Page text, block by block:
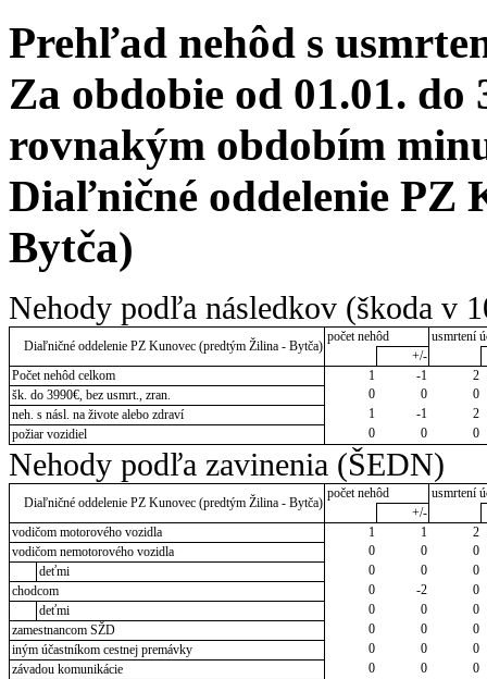
Prehľad nehôd s
Za obdobie od 01.01. do
rovnakým obdobím
Diaľničné oddelenie PZ
Bytča)
Nehody podľa následkov (škoda v
Diaľničné oddelenie PZ Kunovec (predtým Žilina - Bytča)
počet nehôd
usmrtení
+/-
Počet nehôd celkom
1 -1
2
šk. do 3990€, bez usmrt., zran.
0 0
0
neh. s násl. na živote alebo zdraví
1 -1
2
požiar vozidiel
0 0 0
Nehody podľa zavinenia (ŠEDN)
Diaľničné oddelenie PZ Kunovec (predtým Žilina - Bytča)
počet nehôd
usmrtení
+/-
vodičom motorového vozidla
1 1
2
vodičom nemotorového vozidla
0 0
0
deťmi
0 0
0
chodcom
0 -2
0
deťmi
0 0
0
zamestnancom SŽD
0 0
0
iným účastníkom cestnej premávky
0 0
0
závadou komunikácie
0 0
0